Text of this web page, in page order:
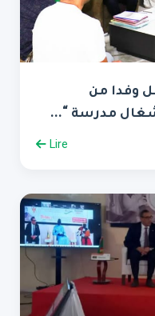
وفدا من
مدرسة “...
Lire